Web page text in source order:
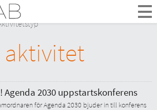
Reglab
möten
och partner
aktivitet
Agenda 2030 uppstartskonferens
för Agenda 2030 bjuder in till konferens